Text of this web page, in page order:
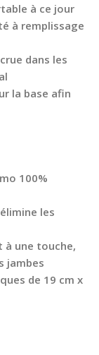
à ce jour
à remplissage
dans les
la base afin
100%
les
à une touche,
jambes
de 19 cm x